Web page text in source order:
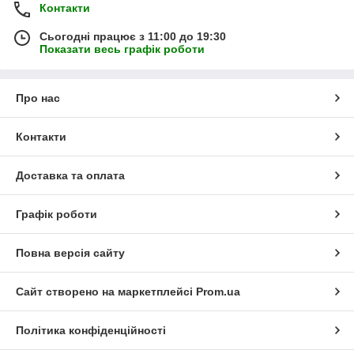
Контакти
Сьогодні працює з 11:00 до 19:30
Показати весь графік роботи
Про нас
Контакти
Доставка та оплата
Графік роботи
Повна версія сайту
Сайт створено на маркетплейсі Prom.ua
Політика конфіденційності